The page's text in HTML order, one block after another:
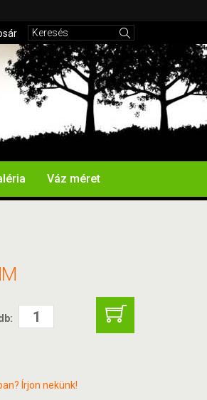
Váz méret
Írjon nekünk!